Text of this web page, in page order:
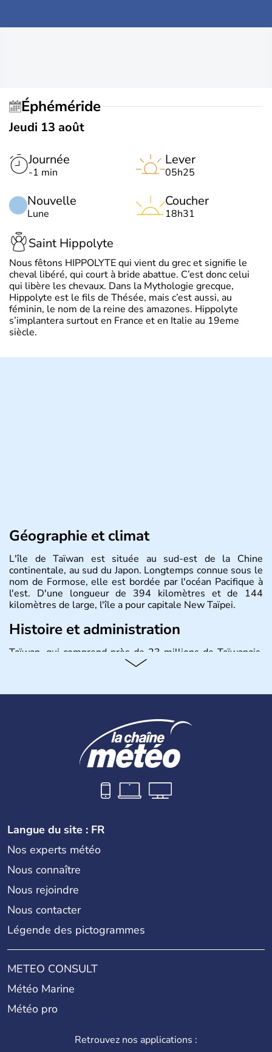
Éphéméride
Jeudi 13 août
Journée
-1 min
Nouvelle
Lune
Lever
05h25
Coucher
18h31
Saint Hippolyte
Nous fêtons HIPPOLYTE qui vient du grec et signifie le
cheval libéré, qui court à bride abattue. C’est donc celui
qui libère les chevaux. Dans la Mythologie grecque,
Hippolyte est le fils de Thésée, mais c’est aussi, au
féminin, le nom de la reine des amazones. Hippolyte
s’implantera surtout en France et en Italie au 19eme
siècle.
Géographie et climat
L'île de Taïwan est située au sud-est de la Chine
continentale, au sud du Japon. Longtemps connue sous le
nom de Formose, elle est bordée par l'océan Pacifique à
l'est. D'une longueur de 394 kilomètres et de 144
kilomètres de large, l'île a pour capitale New Taïpei.
Histoire et administration
Taïwan, qui comprend près de 23 millions de Taïwanais,
joue un rôle important dans l'économie mondiale en
dans d'autres pays d'Asie du Sud-Est. La monnaie
Langue du site : FR
Nos experts météo
Nous connaître
Nous rejoindre
Nous contacter
Légende des pictogrammes
METEO CONSULT
Météo Marine
Météo pro
Retrouvez nos applications :